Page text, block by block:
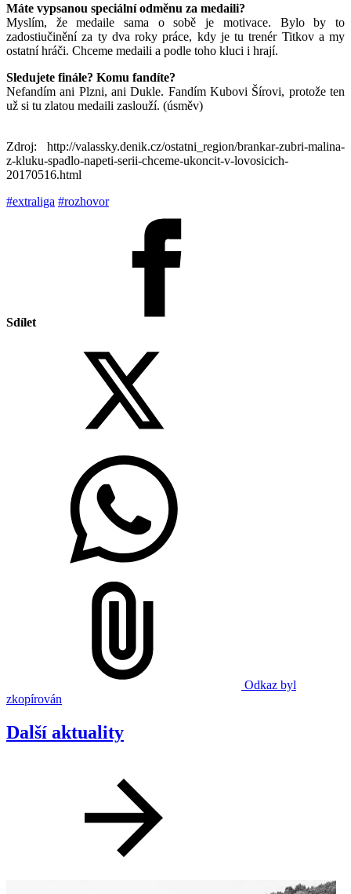
Máte vypsanou speciální odměnu za medaili?
Myslím, že medaile sama o sobě je motivace. Bylo by to
zadostiučinění za ty dva roky práce, kdy je tu trenér Titkov a my
ostatní hráči. Chceme medaili a podle toho kluci i hrají.
Sledujete finále? Komu fandíte?
Nefandím ani Plzni, ani Dukle. Fandím Kubovi Šírovi, protože ten
už si tu zlatou medaili zaslouží. (úsměv)
Zdroj: http://valassky.denik.cz/ostatni_region/brankar-zubri-malina-
z-kluku-spadlo-napeti-serii-chceme-ukoncit-v-lovosicich-
20170516.html
#extraliga #rozhovor
Sdílet
Odkaz byl
zkopírován
Další aktuality